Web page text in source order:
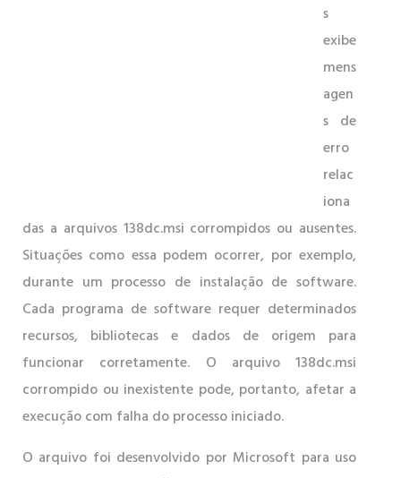
s
exibe
mens
agen
s de
erro
relac
iona
das a arquivos 138dc.msi corrompidos ou ausentes.
Situações como essa podem ocorrer, por exemplo,
durante um processo de instalação de software.
Cada programa de software requer determinados
recursos, bibliotecas e dados de origem para
funcionar corretamente. O arquivo 138dc.msi
corrompido ou inexistente pode, portanto, afetar a
execução com falha do processo iniciado.
O arquivo foi desenvolvido por Microsoft para uso